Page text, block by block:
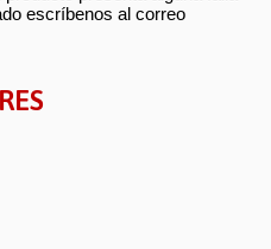
escríbenos al correo